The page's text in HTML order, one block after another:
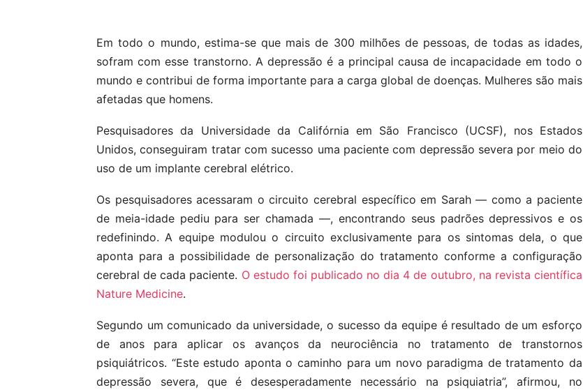
Em todo o mundo, estima-se que mais de 300 milhões de pessoas, de todas as idades,
sofram com esse transtorno. A depressão é a principal causa de incapacidade em todo o
mundo e contribui de forma importante para a carga global de doenças. Mulheres são mais
afetadas que homens.
Pesquisadores da Universidade da Califórnia em São Francisco (UCSF), nos Estados
Unidos, conseguiram tratar com sucesso uma paciente com depressão severa por meio do
uso de um implante cerebral elétrico.
Os pesquisadores acessaram o circuito cerebral específico em Sarah — como a paciente
de meia-idade pediu para ser chamada —, encontrando seus padrões depressivos e os
redefinindo. A equipe modulou o circuito exclusivamente para os sintomas dela, o que
aponta para a possibilidade de personalização do tratamento conforme a configuração
cerebral de cada paciente. O estudo foi publicado no dia 4 de outubro, na revista científica
Nature Medicine.
Segundo um comunicado da universidade, o sucesso da equipe é resultado de um esforço
de anos para aplicar os avanços da neurociência no tratamento de transtornos
psiquiátricos. “Este estudo aponta o caminho para um novo paradigma de tratamento da
depressão severa, que é desesperadamente necessário na psiquiatria”, afirmou, no